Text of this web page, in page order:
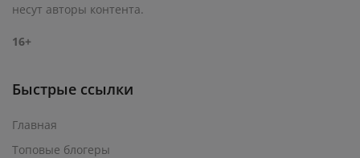
несут авторы контента.
16+
Быстрые ссылки
Главная
Топовые блогеры